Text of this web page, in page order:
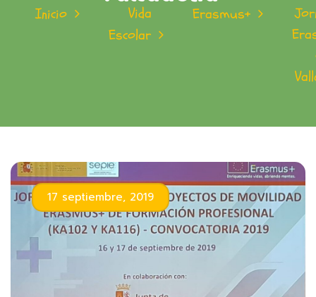
Inicio
Vida
Escolar
Erasmus+
17 septiembre, 2019